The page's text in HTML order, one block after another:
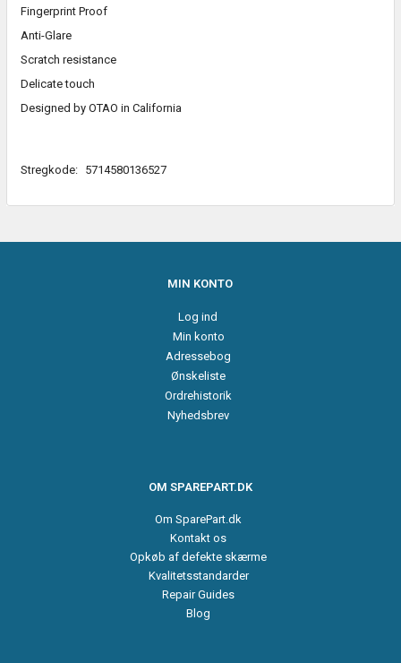
Fingerprint Proof
Anti-Glare
Scratch resistance
Delicate touch
Designed by OTAO in California
Stregkode: 5714580136527
MIN KONTO
Log ind
Min konto
Adressebog
Ønskeliste
Ordrehistorik
Nyhedsbrev
OM SPAREPART.DK
Om SparePart.dk
Kontakt os
Opkøb af defekte skærme
Kvalitetsstandarder
Repair Guides
Blog